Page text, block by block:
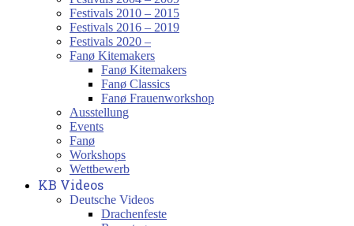
Festivals 2010 – 2015
Festivals 2016 – 2019
Festivals 2020 –
Fanø Kitemakers
Fanø Kitemakers
Fanø Classics
Fanø Frauenworkshop
Ausstellung
Events
Fanø
Workshops
Wettbewerb
KB Videos
Deutsche Videos
Drachenfeste